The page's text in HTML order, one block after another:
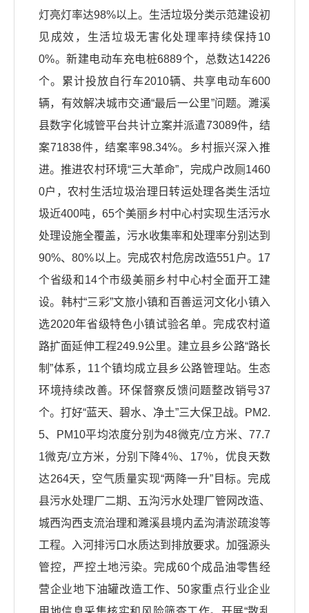
灯亮灯率达98%以上。生活垃圾分类示范建设初
见成效，生活垃圾无害化处理率持续保持10
0%。新建电动车充电桩6889个，总数达14226
个。累计投放自行车2010辆、共享电动车600
辆，有效解决城市交通“最后一公里”问题。濉溪
县数字化城管平台共计立案并派遣73089件，结
案71838件，结案率98.34%。乡村振兴深入推
进。推进农村环境“三大革命”，完成户改厕1460
0户，农村生活垃圾治理日转运处理各类生活垃
圾近400吨，65个美丽乡村中心村实现生活污水
处理设施全覆盖，污水收集率和处理率分别达到
90%、80%以上。完成农村危房改造551户。17
个省级和14个市级美丽乡村中心村全面开工建
设。韩村“三彩”文旅小镇和百善运河文化小镇入
选2020年省级特色小镇试验名单。完成农村道
路扩面延伸工程249.9公里。建立县乡公路“路长
制”体系，11个镇均成立县乡公路管理站。生态
环境持续改善。环保督察反馈问题整改销号37
个。打好“蓝天、碧水、净土”三大保卫战。PM2.
5、PM10平均浓度分别为48微克/立方米、77.7
1微克/立方米，分别下降4％、17％，优良天数
达264天，空气质量实现“两降一升”目标。完成
县污水处理厂二期、五沟污水处理厂管网改造、
城西沟西支流治理和濉溪县境内孟沟清淤疏浚等
工程。入河排污口水质达到排放要求。加强源头
管控，严控土地污染。完成60个成品油零售经
营企业地下油罐改造工作、50家重点行业企业